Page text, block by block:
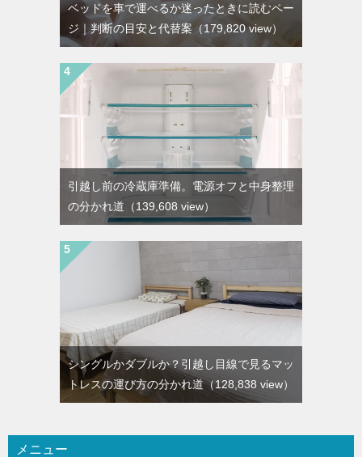
ベッドを車で運べるか迷ったときに読むペー
ジ｜判断の目安と代替案 （179,820 view）
引越し前の冷蔵庫準備。電源オフと中身整理
の分かれ道 （139,608 view）
シングルかダブルか？引越し目線で見るマッ
トレスの運び方の分かれ道（128,838 view）
メニュー